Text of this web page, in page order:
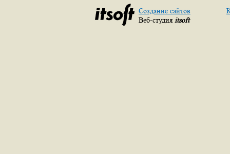
Создание сайтов
Веб-студия itsoft